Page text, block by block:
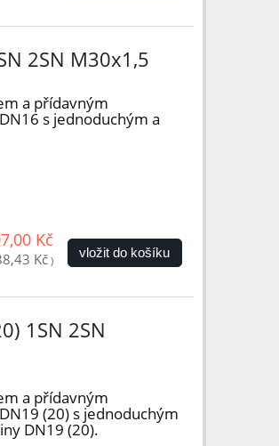
2SN M30x1,5
a přídavným
s jednoduchým a
Kč
Kč)
vložit do košíku
1SN 2SN
a přídavným
(20) s jednoduchým
DN19 (20).